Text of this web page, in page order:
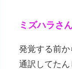
ミズハラさ
発覚する前か
通訳してたん